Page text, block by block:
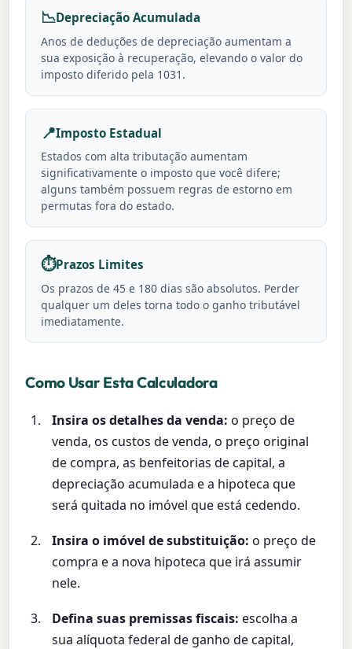
📉Depreciação Acumulada
Anos de deduções de depreciação aumentam a
sua exposição à recuperação, elevando o valor do
imposto diferido pela 1031.
📍Imposto Estadual
Estados com alta tributação aumentam
significativamente o imposto que você difere;
alguns também possuem regras de estorno em
permutas fora do estado.
⏱️Prazos Limites
Os prazos de 45 e 180 dias são absolutos. Perder
qualquer um deles torna todo o ganho tributável
imediatamente.
Como Usar Esta Calculadora
Insira os detalhes da venda: o preço de
venda, os custos de venda, o preço original
de compra, as benfeitorias de capital, a
depreciação acumulada e a hipoteca que
será quitada no imóvel que está cedendo.
Insira o imóvel de substituição: o preço de
compra e a nova hipoteca que irá assumir
nele.
Defina suas premissas fiscais: escolha a
sua alíquota federal de ganho de capital,